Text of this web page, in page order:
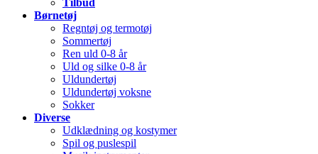
Tilbud
Børnetøj
Regntøj og termotøj
Sommertøj
Ren uld 0-8 år
Uld og silke 0-8 år
Uldundertøj
Uldundertøj voksne
Sokker
Diverse
Udklædning og kostymer
Spil og puslespil